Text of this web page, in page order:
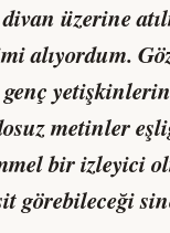
üzerine
alıyordum.
metinler
bir izleyici
görebileceği